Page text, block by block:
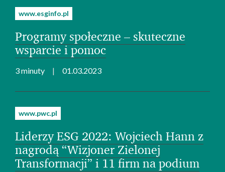
www.esginfo.pl
Programy społeczne – skuteczne
wsparcie i pomoc
3 minuty 01.03.2023
www.pwc.pl
Liderzy ESG 2022: Wojciech Hann z
nagrodą “Wizjoner Zielonej
Transformacji” i 11 firm na podium